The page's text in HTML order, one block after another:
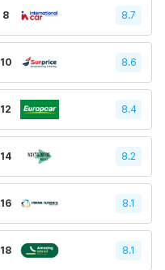
8 8.7
10 8.6
12 8.4
14 8.2
16 8.1
18 8.1